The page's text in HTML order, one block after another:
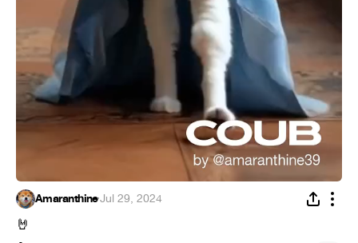
Amaranthine·Jul 29, 2024
🤘